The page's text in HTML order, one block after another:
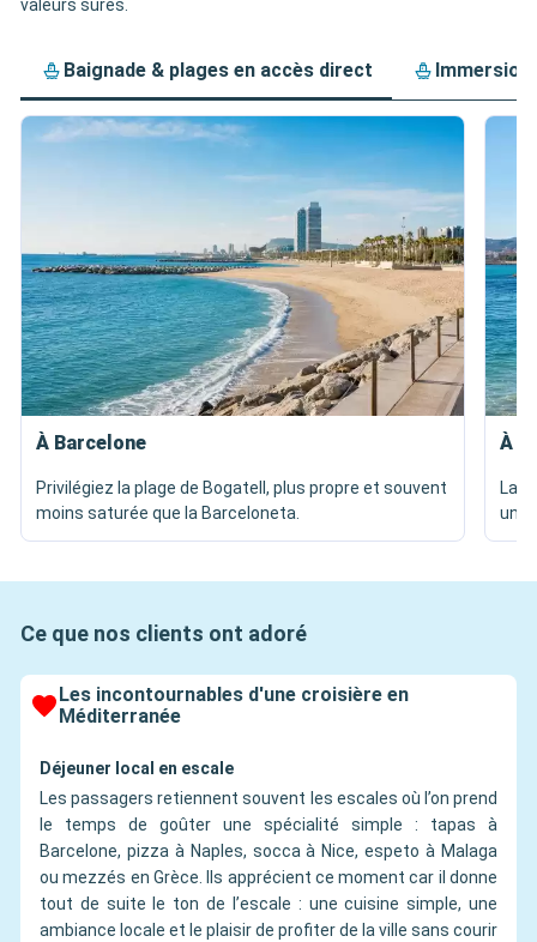
valeurs sûres.
Baignade & plages en accès direct
À Barcelone
Privilégiez la plage de Bogatell, plus propre et souvent
moins saturée que la Barceloneta.
À
La
une
Ce que nos clients ont adoré
Les incontournables d'une croisière en
Méditerranée
Déjeuner local en escale
Les passagers retiennent souvent les escales où l’on prend
le temps de goûter une spécialité simple : tapas à
Barcelone, pizza à Naples, socca à Nice, espeto à Malaga
ou mezzés en Grèce. Ils apprécient ce moment car il donne
tout de suite le ton de l’escale : une cuisine simple, une
ambiance locale et le plaisir de profiter de la ville sans courir